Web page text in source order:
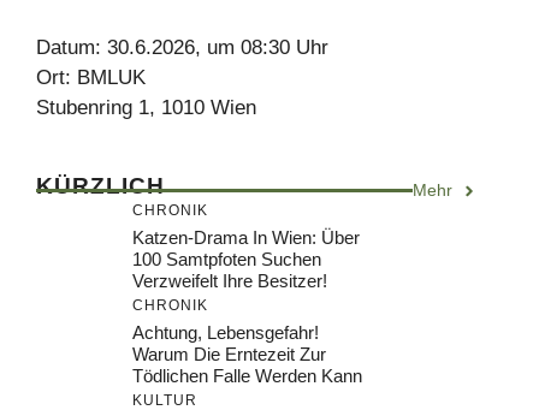
Datum: 30.6.2026, um 08:30 Uhr
Ort: BMLUK
Stubenring 1, 1010 Wien
KÜRZLICH Mehr
CHRONIK
Katzen-Drama In Wien: Über
100 Samtpfoten Suchen
Verzweifelt Ihre Besitzer!
CHRONIK
Achtung, Lebensgefahr!
Warum Die Erntezeit Zur
Tödlichen Falle Werden Kann
KULTUR